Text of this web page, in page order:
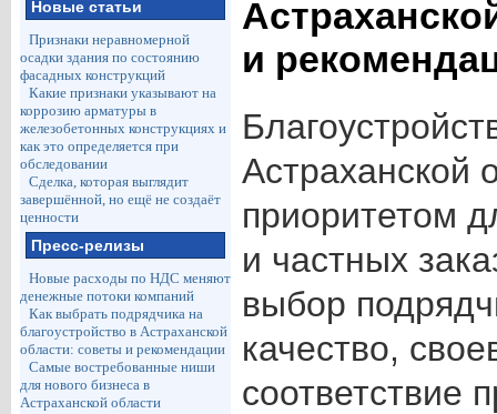
Новые статьи
Признаки неравномерной
осадки здания по состоянию
фасадных конструкций
Какие признаки указывают на
коррозию арматуры в
железобетонных конструкциях и
как это определяется при
обследовании
Сделка, которая выглядит
завершённой, но ещё не создаёт
ценности
Пресс-релизы
Новые расходы по НДС меняют
денежные потоки компаний
Как выбрать подрядчика на
благоустройство в Астраханской
области: советы и рекомендации
Самые востребованные ниши
для нового бизнеса в
Астраханской области
и
Астраханской
приоритетом
и частных
выбор
качество,
соответствие